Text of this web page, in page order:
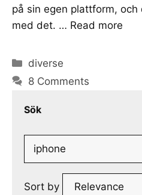
på sin egen plattform,
med det. … Read more
Categories
diverse
8 Comments
Sök
Search
for:
Sort by